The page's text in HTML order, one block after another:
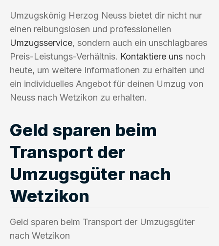
Umzugskönig Herzog Neuss bietet dir nicht nur
einen reibungslosen und professionellen
Umzugsservice, sondern auch ein unschlagbares
Preis-Leistungs-Verhältnis. Kontaktiere uns noch
heute, um weitere Informationen zu erhalten und
ein individuelles Angebot für deinen Umzug von
Neuss nach Wetzikon zu erhalten.
Geld sparen beim
Transport der
Umzugsgüter nach
Wetzikon
Geld sparen beim Transport der Umzugsgüter
nach Wetzikon